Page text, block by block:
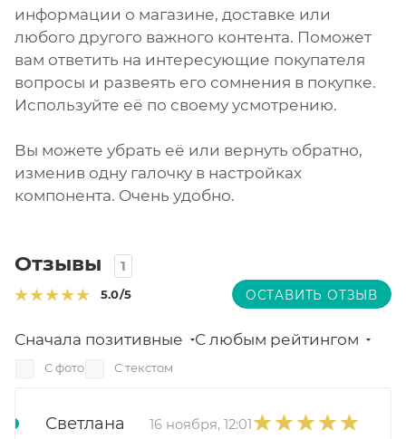
информации о магазине, доставке или
любого другого важного контента. Поможет
вам ответить на интересующие покупателя
вопросы и развеять его сомнения в покупке.
Используйте её по своему усмотрению.
Вы можете убрать её или вернуть обратно,
изменив одну галочку в настройках
компонента. Очень удобно.
Отзывы 1
5.0/5 ОСТАВИТЬ ОТЗЫВ
Сначала позитивные С любым рейтингом
С фото С текстом
Светлана 16 ноября, 12:01